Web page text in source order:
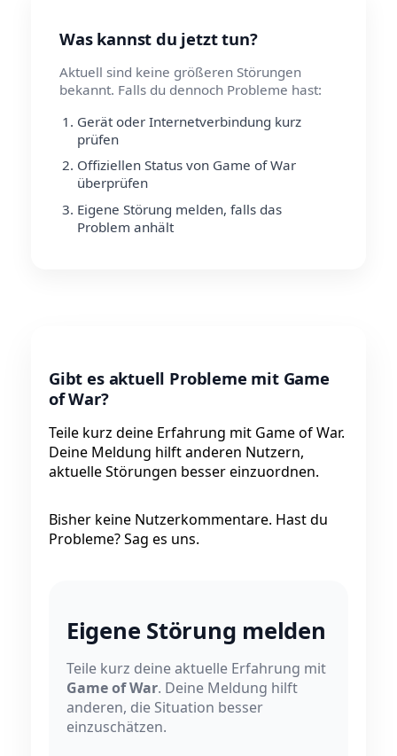
Was kannst du jetzt tun?
Aktuell sind keine größeren Störungen
bekannt. Falls du dennoch Probleme hast:
Gerät oder Internetverbindung kurz
prüfen
Offiziellen Status von Game of War
überprüfen
Eigene Störung melden, falls das
Problem anhält
Gibt es aktuell Probleme mit Game
of War?
Teile kurz deine Erfahrung mit Game of War.
Deine Meldung hilft anderen Nutzern,
aktuelle Störungen besser einzuordnen.
Bisher keine Nutzerkommentare. Hast du
Probleme? Sag es uns.
Eigene Störung melden
Teile kurz deine aktuelle Erfahrung mit
Game of War. Deine Meldung hilft
anderen, die Situation besser
einzuschätzen.